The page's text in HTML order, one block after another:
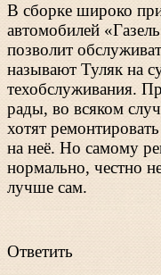
В сборке широко
автомобилей
позволит
называют Туляк на
техобслуживания.
рады, во всяком
хотят
на неё. Но самому
нормально, честно
лучше сам.
Ответить